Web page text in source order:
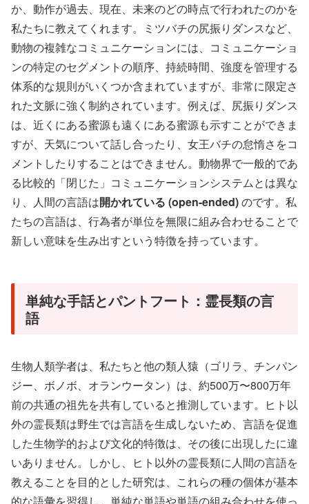
か、動作が過去、現在、未来のどの時点で行われたのかを
私たちに教えてくれます。ミツバチの尻振りダンスなど、
動物の複雑なコミュニケーションには、コミュニケーショ
ンの特定のセグメントの順序、持続時間、強度を管理する
体系的な規則がいくつか含まれていますが、非常に限定さ
れた文脈に強く制約されています。例えば、尻振りダンス
は、近くにある蜜源も遠くにある蜜源も示すことができま
すが、天気について話し合ったり、女王バチの怠惰さをコ
メントしたりすることはできません。動物界で一般的であ
る比較的「閉じた」コミュニケーションシステムとは異な
り、人間の言語は開かれている (open-ended)のです。私
たちの言語は、行為者が単位を無限に組み合わせることで
新しい意味を生み出すという特徴を持っています。
単純な手話とパントフート：霊長類の言
語
生物人類学者は、私たちと他の類人猿（ゴリラ、チンパン
ジー、ボノボ、オランウータン）は、約500万〜800万年
前の共通の祖先を共有していると推測しています。ヒト以
外の霊長類は野生では言語を生成しないため、言語を促進
した生物学的および文化的特徴は、その後に出現したに違
いありません。しかし、ヒト以外の霊長類に人間の言語を
教えることを目的とした研究は、これらの種の個体が基本